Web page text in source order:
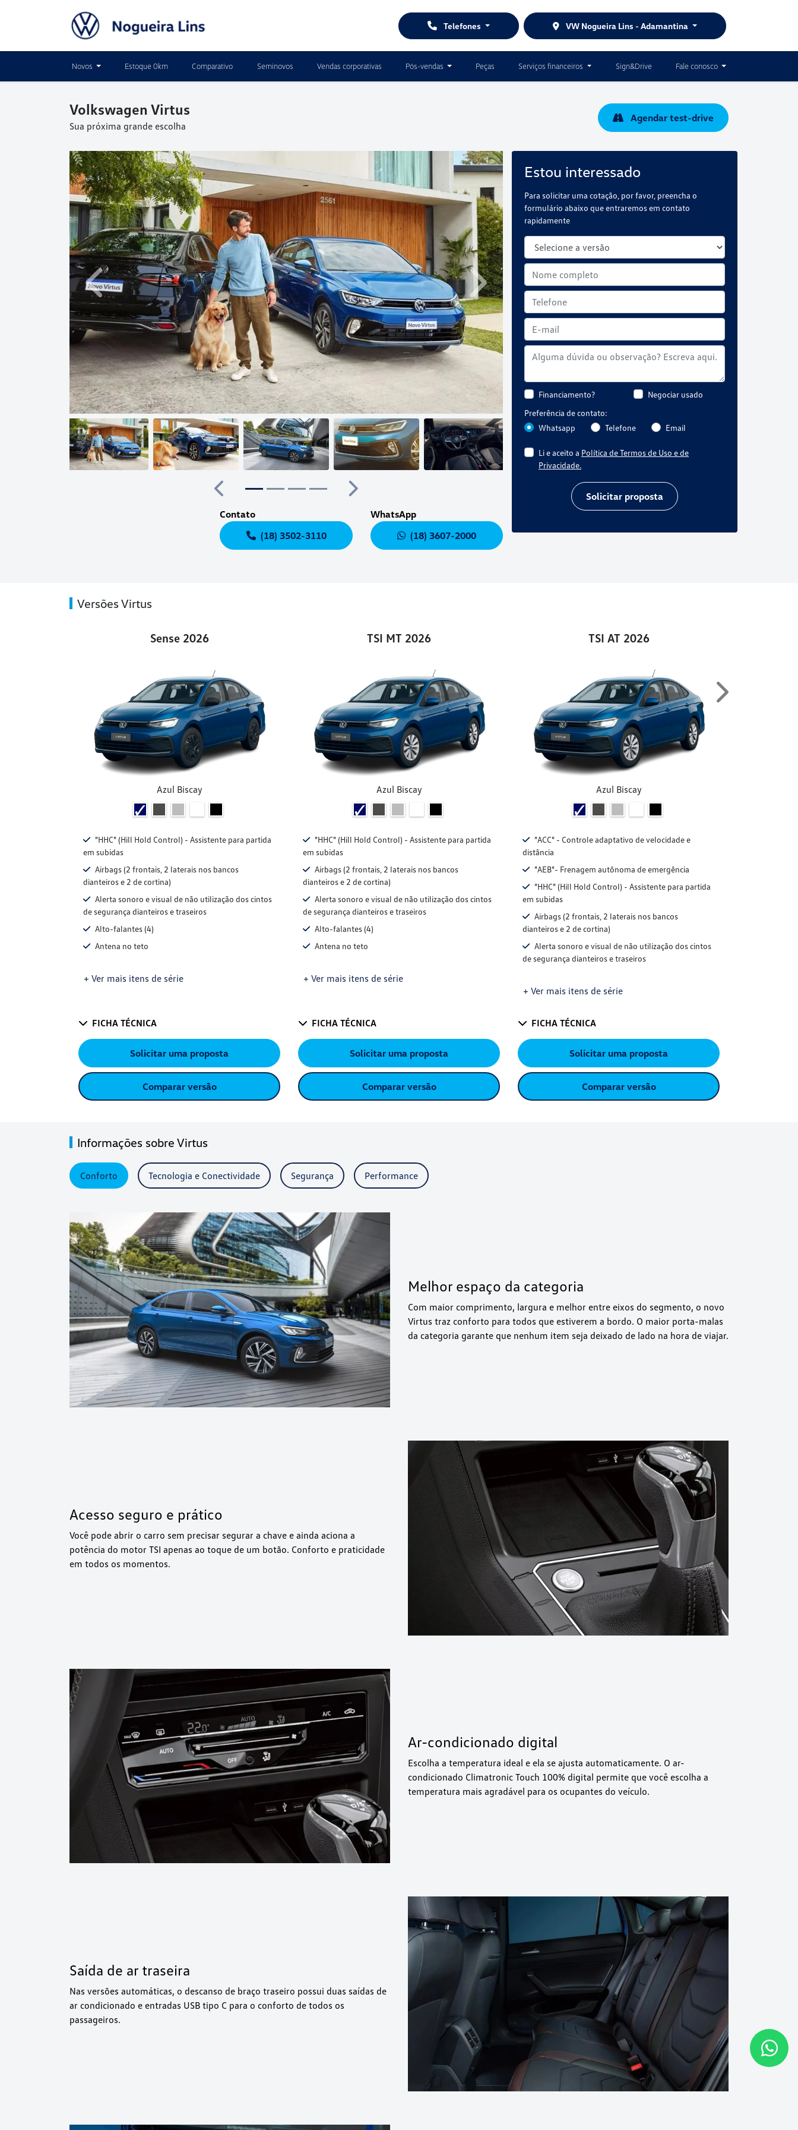
Telefones VW Nogueira Lins - Adamantina
Novos Estoque 0km Comparativo Seminovos Vendas corporativas Pós-vendas Peças Serviços financeiros Sign&Drive Fale conosco
Volkswagen Virtus
Sua próxima grande escolha
Agendar test-drive
Estou interessado
Para solicitar uma cotação, por favor, preencha o
formulário abaixo que entraremos em contato
rapidamente
Financiamento?
Negociar usado
Preferência de contato:
Whatsapp
Telefone Email
Li e aceito a Política de Termos de Uso e de
Privacidade.
Solicitar proposta
Anterior Próximo
Anterior
Próximo
Contato
(18) 3502-3110
WhatsApp
(18) 3607-2000
Versões Virtus
Sense 2026
Azul Biscay
"HHC" (Hill Hold Control) - Assistente para partida
em subidas
Airbags (2 frontais, 2 laterais nos bancos
dianteiros e 2 de cortina)
Alerta sonoro e visual de não utilização dos cintos
de segurança dianteiros e traseiros
Alto-falantes (4)
Antena no teto
+ Ver mais itens de série
FICHA TÉCNICA
Solicitar uma proposta
Comparar versão
TSI MT 2026
Azul Biscay
"HHC" (Hill Hold Control) - Assistente para partida
em subidas
Airbags (2 frontais, 2 laterais nos bancos
dianteiros e 2 de cortina)
Alerta sonoro e visual de não utilização dos cintos
de segurança dianteiros e traseiros
Alto-falantes (4)
Antena no teto
+ Ver mais itens de série
FICHA TÉCNICA
Solicitar uma proposta
Comparar versão
TSI AT 2026
Azul Biscay
"ACC" - Controle adaptativo de velocidade e
distância
"AEB"- Frenagem autônoma de emergência
"HHC" (Hill Hold Control) - Assistente para partida
em subidas
Airbags (2 frontais, 2 laterais nos bancos
dianteiros e 2 de cortina)
Alerta sonoro e visual de não utilização dos cintos
de segurança dianteiros e traseiros
+ Ver mais itens de série
FICHA TÉCNICA
Solicitar uma proposta
Comparar versão
Informações sobre Virtus
Conforto Tecnologia e Conectividade Segurança Performance
Melhor espaço da categoria
Com maior comprimento, largura e melhor entre eixos do segmento, o novo
Virtus traz conforto para todos que estiverem a bordo. O maior porta-malas
da categoria garante que nenhum item seja deixado de lado na hora de viajar.
Acesso seguro e prático
Você pode abrir o carro sem precisar segurar a chave e ainda aciona a
potência do motor TSI apenas ao toque de um botão. Conforto e praticidade
em todos os momentos.
Ar-condicionado digital
Escolha a temperatura ideal e ela se ajusta automaticamente. O ar-
condicionado Climatronic Touch 100% digital permite que você escolha a
temperatura mais agradável para os ocupantes do veículo.
Saída de ar traseira
Nas versões automáticas, o descanso de braço traseiro possui duas saídas de
ar condicionado e entradas USB tipo C para o conforto de todos os
passageiros.